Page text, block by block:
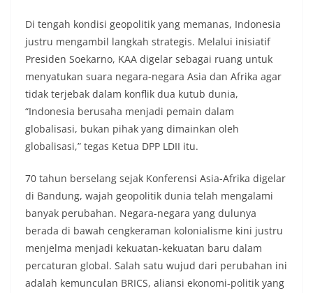
Di tengah kondisi geopolitik yang memanas, Indonesia
justru mengambil langkah strategis. Melalui inisiatif
Presiden Soekarno, KAA digelar sebagai ruang untuk
menyatukan suara negara-negara Asia dan Afrika agar
tidak terjebak dalam konflik dua kutub dunia,
“Indonesia berusaha menjadi pemain dalam
globalisasi, bukan pihak yang dimainkan oleh
globalisasi,” tegas Ketua DPP LDII itu.
70 tahun berselang sejak Konferensi Asia-Afrika digelar
di Bandung, wajah geopolitik dunia telah mengalami
banyak perubahan. Negara-negara yang dulunya
berada di bawah cengkeraman kolonialisme kini justru
menjelma menjadi kekuatan-kekuatan baru dalam
percaturan global. Salah satu wujud dari perubahan ini
adalah kemunculan BRICS, aliansi ekonomi-politik yang